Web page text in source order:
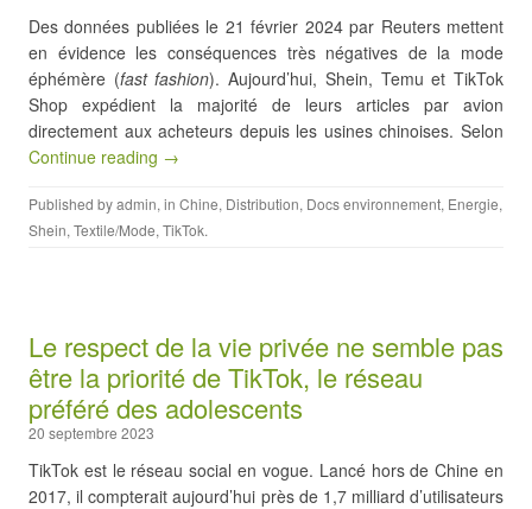
Des données publiées le 21 février 2024 par Reuters mettent
en évidence les conséquences très négatives de la mode
éphémère (fast fashion). Aujourd’hui, Shein, Temu et TikTok
Shop expédient la majorité de leurs articles par avion
directement aux acheteurs depuis les usines chinoises. Selon
Continue reading →
Published byadmin, in Chine, Distribution, Docs environnement, Energie,
Shein, Textile/Mode, TikTok.
Le respect de la vie privée ne semble pas
être la priorité de TikTok, le réseau
préféré des adolescents
20 septembre 2023
TikTok est le réseau social en vogue. Lancé hors de Chine en
2017, il compterait aujourd’hui près de 1,7 milliard d’utilisateurs